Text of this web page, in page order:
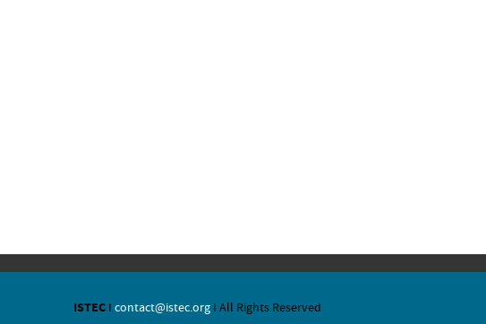
ISTEC I contact@istec.org I All Rights Reserved